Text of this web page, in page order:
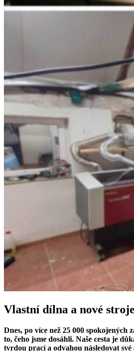
Vlastní dílna a nové stroje
Dnes, po více než 25 000 spokojených
to, čeho jsme dosáhli. Naše cesta je
tvrdou prací a odvahou následovat své